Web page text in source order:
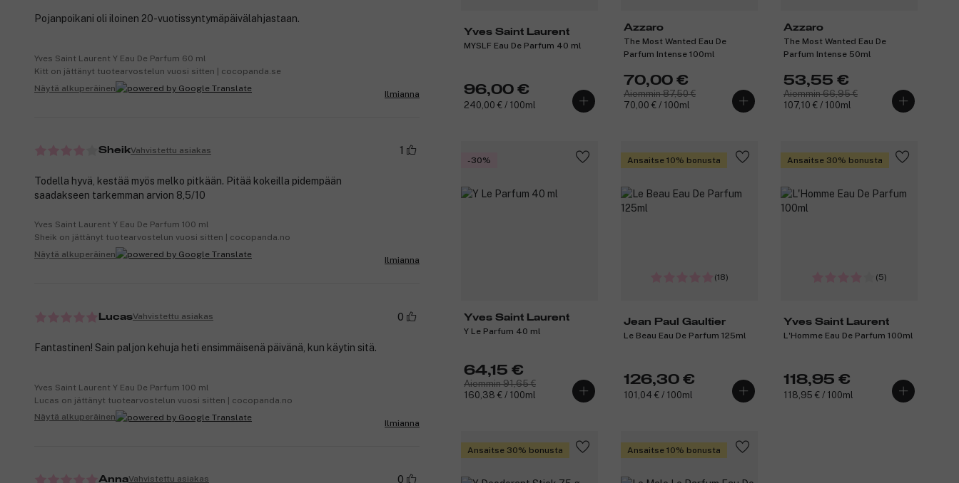
Yves Saint Laurent
MYSLF Eau De Parfum 40 ml
96,00 €
240,00 € / 100ml
Azzaro
The Most Wanted Eau De
Parfum Intense 100ml
70,00 €
Aiemmin 87,50 €
70,00 € / 100ml
Azzaro
The Most Wanted Eau De
Parfum Intense 50ml
53,55 €
Aiemmin 66,95 €
107,10 € / 100ml
-30%
Yves Saint Laurent
Y Le Parfum 40 ml
64,15 €
Aiemmin 91,65 €
160,38 € / 100ml
Ansaitse 10% bonusta
(18)
Jean Paul Gaultier
Le Beau Eau De Parfum 125ml
126,30 €
101,04 € / 100ml
Ansaitse 30% bonusta
(5)
Yves Saint Laurent
L'Homme Eau De Parfum 100ml
118,95 €
118,95 € / 100ml
Ansaitse 30% bonusta Ansaitse 10% bonusta
Pojanpoikani oli iloinen 20-vuotissyntymäpäivälahjastaan.
Yves Saint Laurent Y Eau De Parfum 60 ml
Kitt on jättänyt tuotearvostelun vuosi sitten | cocopanda.se
Näytä alkuperäinen
Ilmianna
SheikVahvistettu asiakas 1
Todella hyvä, kestää myös melko pitkään. Pitää kokeilla pidempään
saadakseen tarkemman arvion 8,5/10
Yves Saint Laurent Y Eau De Parfum 100 ml
Sheik on jättänyt tuotearvostelun vuosi sitten | cocopanda.no
Näytä alkuperäinen
Ilmianna
LucasVahvistettu asiakas 0
Fantastinen! Sain paljon kehuja heti ensimmäisenä päivänä, kun käytin sitä.
Yves Saint Laurent Y Eau De Parfum 100 ml
Lucas on jättänyt tuotearvostelun vuosi sitten | cocopanda.no
Näytä alkuperäinen
Ilmianna
AnnaVahvistettu asiakas 0